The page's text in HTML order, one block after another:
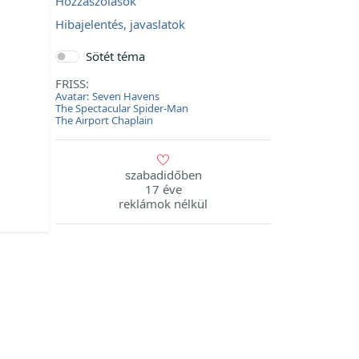
Hibajelentés, javaslatok
Sötét téma
FRISS:
Avatar: Seven Havens
The Spectacular Spider-Man
The Airport Chaplain
szabadidőben
17 éve
reklámok nélkül